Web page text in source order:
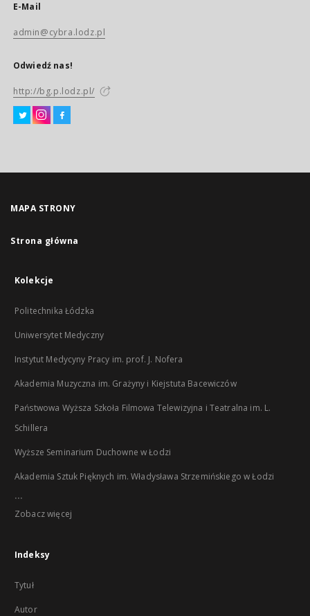
E-Mail
admin@cybra.lodz.pl
Odwiedź nas!
http://bg.p.lodz.pl/
MAPA STRONY
Strona główna
Kolekcje
Politechnika Łódzka
Uniwersytet Medyczny
Instytut Medycyny Pracy im. prof. J. Nofera
Akademia Muzyczna im. Grażyny i Kiejstuta Bacewiczów
Państwowa Wyższa Szkoła Filmowa Telewizyjna i Teatralna im. L.
Schillera
Wyższe Seminarium Duchowne w Łodzi
Akademia Sztuk Pięknych im. Władysława Strzemińskiego w Łodzi
...
Zobacz więcej
Indeksy
Tytuł
Autor